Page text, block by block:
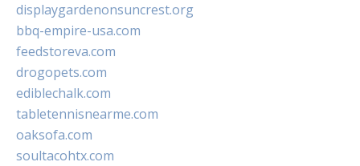
displaygardenonsuncrest.org
bbq-empire-usa.com
feedstoreva.com
drogopets.com
ediblechalk.com
tabletennisnearme.com
oaksofa.com
soultacohtx.com